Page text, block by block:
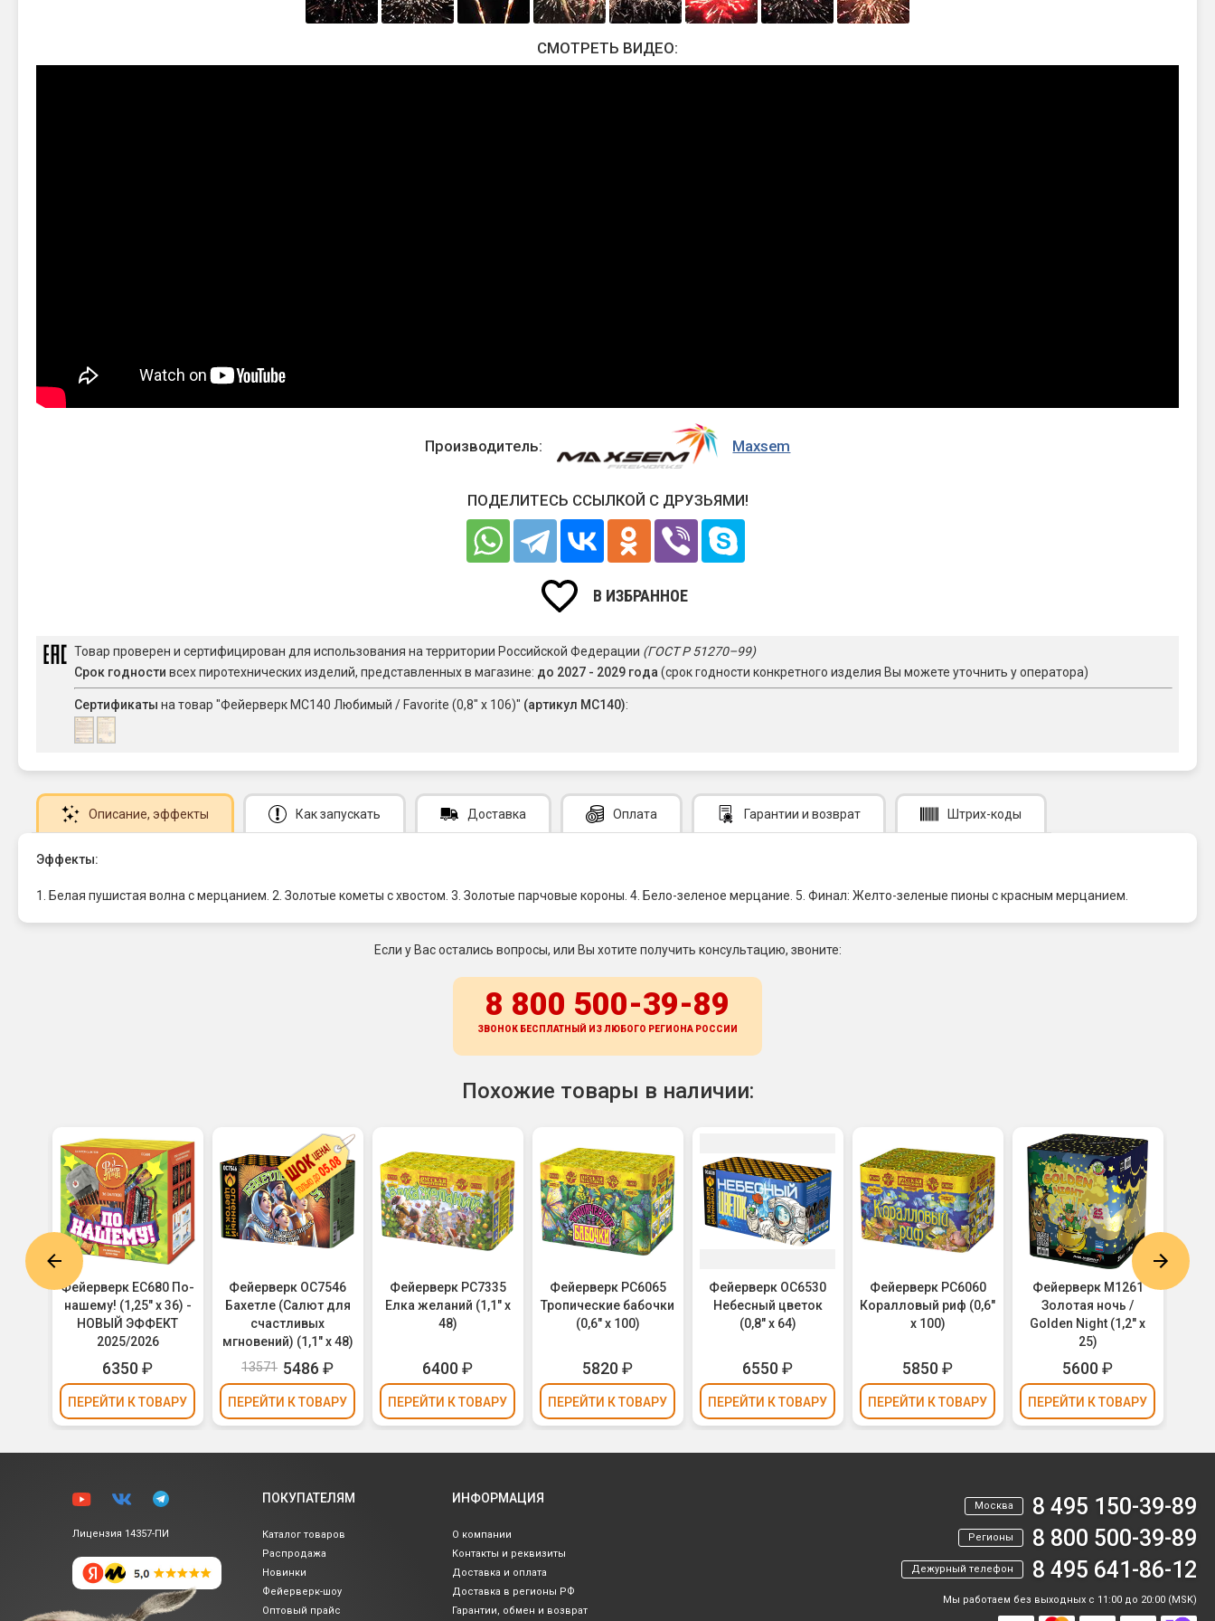
СМОТРЕТЬ ВИДЕО:
Производитель: Maxsem
ПОДЕЛИТЕСЬ ССЫЛКОЙ С ДРУЗЬЯМИ!
В ИЗБРАННОЕ
Товар проверен и сертифицирован для использования на территории Российской Федерации (ГОСТ Р 51270–99)
Срок годности всех пиротехнических изделий, представленных в магазине: до 2027 - 2029 года (срок годности конкретного изделия Вы можете уточнить у оператора)
Сертификаты на товар "Фейерверк MC140 Любимый / Favorite (0,8" х 106)" (артикул MC140):
Описание, эффекты Как запускать Доставка Оплата Гарантии и возврат Штрих-коды
Эффекты:
1. Белая пушистая волна с мерцанием. 2. Золотые кометы с хвостом. 3. Золотые парчовые короны. 4. Бело-зеленое мерцание. 5. Финал: Желто-зеленые пионы с красным мерцанием.
Если у Вас остались вопросы, или Вы хотите получить консультацию, звоните:
8 800 500-39-89
ЗВОНОК БЕСПЛАТНЫЙ ИЗ ЛЮБОГО РЕГИОНА РОССИИ
Похожие товары в наличии:
Фейерверк ЕС680 По-
нашему! (1,25" х 36) -
НОВЫЙ ЭФФЕКТ
2025/2026
6350₽
ПЕРЕЙТИ К ТОВАРУ
Фейерверк ОС7546
Бахетле (Салют для
счастливых
мгновений) (1,1" х 48)
13571 5486 ₽
ПЕРЕЙТИ К ТОВАРУ
Фейерверк РС7335
Елка желаний (1,1" х
48)
6400₽
ПЕРЕЙТИ К ТОВАРУ
Фейерверк РС6065
Тропические бабочки
(0,6" х 100)
5820₽
ПЕРЕЙТИ К ТОВАРУ
Фейерверк ОС6530
Небесный цветок
(0,8" х 64)
6550₽
ПЕРЕЙТИ К ТОВАРУ
Фейерверк РС6060
Коралловый риф (0,6"
х 100)
5850₽
ПЕРЕЙТИ К ТОВАРУ
Фейерверк M1261
Золотая ночь /
Golden Night (1,2" х
25)
5600₽
ПЕРЕЙТИ К ТОВАРУ
Лицензия 14357-ПИ
ПОКУПАТЕЛЯМ
Каталог товаров
Распродажа
Новинки
Фейерверк-шоу
Оптовый прайс
ИНФОРМАЦИЯ
О компании
Контакты и реквизиты
Доставка и оплата
Доставка в регионы РФ
Гарантии, обмен и возврат
Москва 8 495 150-39-89
Регионы 8 800 500-39-89
Дежурный телефон 8 495 641-86-12
Мы работаем без выходных с 11:00 до 20:00 (MSK)